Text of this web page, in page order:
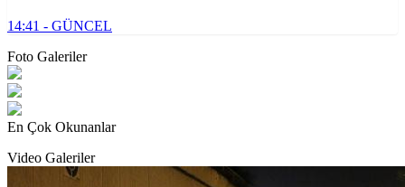
14:41 - GÜNCEL
Foto Galeriler
En Çok Okunanlar
Video Galeriler